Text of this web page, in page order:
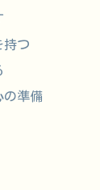
持つ
の準備